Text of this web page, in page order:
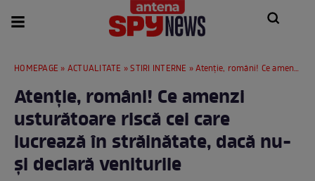
HOMEPAGE » ACTUALITATE »STIRI INTERNE » Atenție, români! Ce amenzi usturătoare riscă cei care lucrează în străinătate, dacă nu-și declară veniturile
Atenție, români! Ce amenzi
usturătoare riscă cei care
lucrează în străinătate, dacă nu-
și declară veniturile